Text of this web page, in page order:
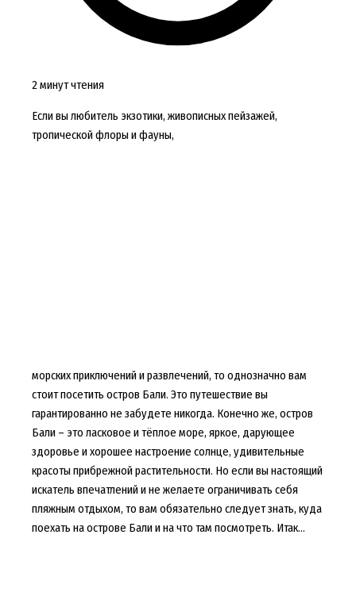
2 минут чтения
Если вы любитель экзотики, живописных пейзажей,
тропической флоры и фауны,
морских приключений и развлечений, то однозначно вам
стоит посетить остров Бали. Это путешествие вы
гарантированно не забудете никогда. Конечно же, остров
Бали – это ласковое и тёплое море, яркое, дарующее
здоровье и хорошее настроение солнце, удивительные
красоты прибрежной растительности. Но если вы настоящий
искатель впечатлений и не желаете ограничивать себя
пляжным отдыхом, то вам обязательно следует знать, куда
поехать на острове Бали и на что там посмотреть. Итак…